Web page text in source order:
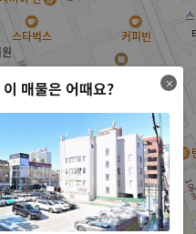
이 매물은 어때요?